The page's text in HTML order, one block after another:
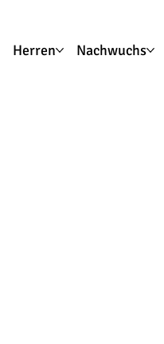
Herren Nachwuchs